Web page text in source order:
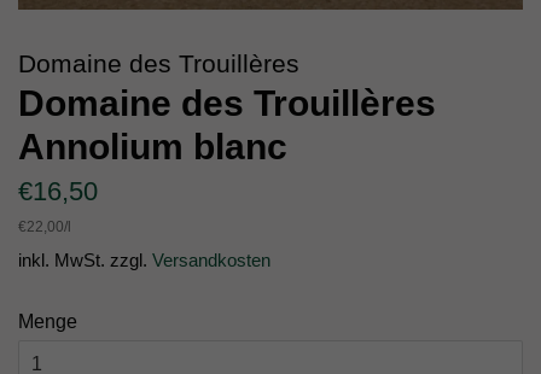
Domaine des Trouillères
Domaine des Trouillères
Annolium blanc
Normaler
Preis
€16,50
Einzelpreis
€22,00/
inkl. MwSt. zzgl. Versandkosten
Menge